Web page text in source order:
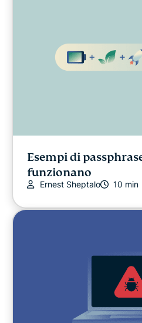
Esempi di
funzionano
Ernest Sheptalo 10 min